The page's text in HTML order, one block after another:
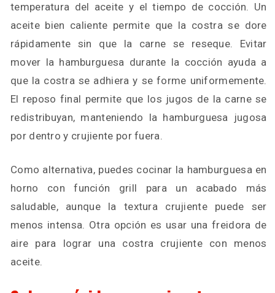
temperatura del aceite y el tiempo de cocción. Un
aceite bien caliente permite que la costra se dore
rápidamente sin que la carne se reseque. Evitar
mover la hamburguesa durante la cocción ayuda a
que la costra se adhiera y se forme uniformemente.
El reposo final permite que los jugos de la carne se
redistribuyan, manteniendo la hamburguesa jugosa
por dentro y crujiente por fuera.
Como alternativa, puedes cocinar la hamburguesa en
horno con función grill para un acabado más
saludable, aunque la textura crujiente puede ser
menos intensa. Otra opción es usar una freidora de
aire para lograr una costra crujiente con menos
aceite.